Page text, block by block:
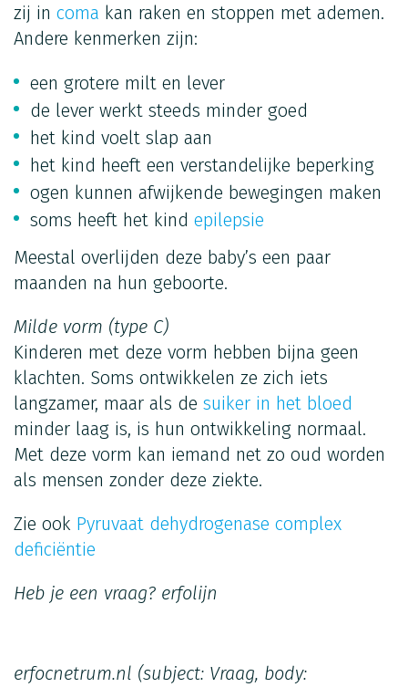
zij in coma kan raken en stoppen met ademen.
Andere kenmerken zijn:
een grotere milt en lever
de lever werkt steeds minder goed
het kind voelt slap aan
het kind heeft een verstandelijke beperking
ogen kunnen afwijkende bewegingen maken
soms heeft het kind epilepsie
Meestal overlijden deze baby’s een paar
maanden na hun geboorte.
Milde vorm (type C)
Kinderen met deze vorm hebben bijna geen
klachten. Soms ontwikkelen ze zich iets
langzamer, maar als de suiker in het bloed
minder laag is, is hun ontwikkeling normaal.
Met deze vorm kan iemand net zo oud worden
als mensen zonder deze ziekte.
Zie ook Pyruvaat dehydrogenase complex
deficiëntie
Heb je een vraag? erfolijn
erfocnetrum.nl (subject: Vraag, body: